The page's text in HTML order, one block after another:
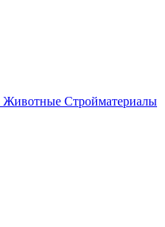
Животные Стройматериалы